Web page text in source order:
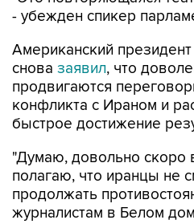
- убежден спикер
Американский
снова заявил, что
продвигаются
конфликта с Ираном и
быстрое достижение
"Думаю, довольно скоро
полагаю, что иранцы не
продолжать
журналистам в Белом